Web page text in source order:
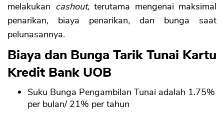
melakukan cashout, terutama mengenai maksimal
penarikan, biaya penarikan, dan bunga saat
pelunasannya.
Biaya dan Bunga Tarik Tunai Kartu
Kredit Bank UOB
Suku Bunga Pengambilan Tunai adalah 1.75%
per bulan/ 21% per tahun